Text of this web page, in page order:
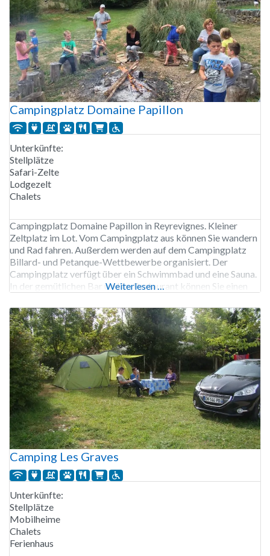
Campingplatz Domaine Papillon
Unterkünfte:
Stellplätze
Safari-Zelte
Lodgezelt
Chalets
Campingplatz Domaine Papillon in Reyrevignes. Kleiner
Zeltplatz im Lot. Vom Campingplatz aus können Sie wandern
und Rad fahren. Außerdem werden auf dem Campingplatz
Billard- und Petanque-Wettbewerbe organisiert. Der
Campingplatz verfügt über ein Schwimmbad und eine Sauna.
In der gemütlichen Bar und im Restaurant können Sie einen
Domaine Papillon ist von Anfang April
Weiterlesen …
Camping Les Graves
Unterkünfte:
Stellplätze
Mobilheime
Chalets
Ferienhaus